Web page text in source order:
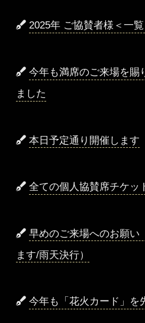
2025年 ご協賛者様＜一覧
今年も満席のご来場を賜
ました
本日予定通り開催します
全ての個人協賛席チケッ
早めのご来場へのお願い
ます/雨天決行）
今年も「花火カード」を